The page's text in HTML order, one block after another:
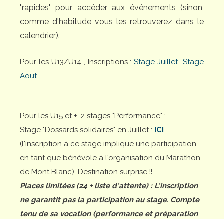
"rapides" pour accéder aux événements (sinon,
comme d'habitude vous les retrouverez dans le
calendrier).
Pour les U13/U14, Inscriptions :Stage Juillet Stage
Aout
Pour les U15 et +, 2 stages "Performance" :
Stage "Dossards solidaires" en Juillet : ICI
(l'inscription à ce stage implique une participation
en tant que bénévole à l'organisation du Marathon
de Mont Blanc). Destination surprise !!
Places limitées (24 + liste d'attente): L'inscription
ne garantit pas la participation au stage. Compte
tenu de sa vocation (performance et préparation